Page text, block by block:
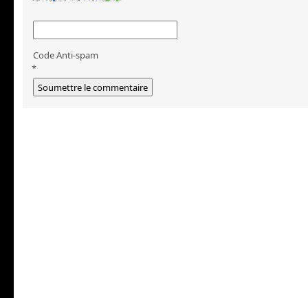
Code Anti-spam
*